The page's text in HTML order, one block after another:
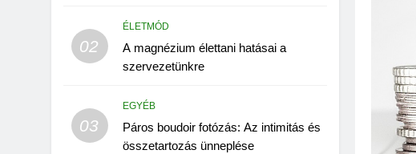
02
ÉLETMÓD
A magnézium élettani hatásai a
szervezetünkre
03
EGYÉB
Páros boudoir fotózás: Az intimitás és
összetartozás ünneplése